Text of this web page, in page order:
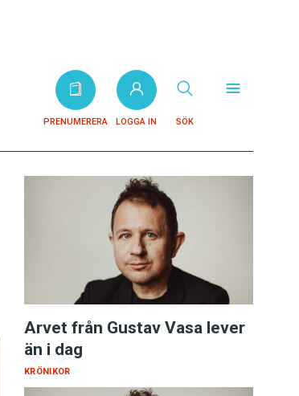
PRENUMERERA LOGGA IN SÖK
Arvet från Gustav Vasa lever
än i dag
KRÖNIKOR